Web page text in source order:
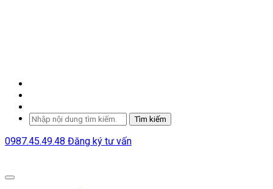
Tìm kiếm
0987.45.49.48 Đăng ký tư vấn